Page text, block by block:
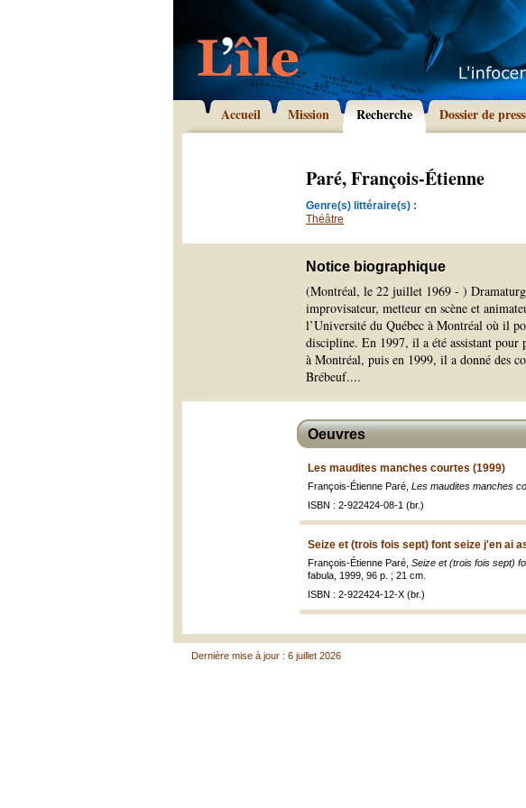
Accueil Mission Recherche Dossier de
Paré, François-Étienne
Genre(s) littéraire(s) :
Théâtre
Notice biographique
(Montréal, le 22 juillet 1969 - )
improvisateur, metteur en scène et
l’Université du Québec à Montréal où il
discipline. En 1997, il a été assistant pour
à Montréal, puis en 1999, il a donné des
Brébeuf....
Oeuvres
Les maudites manches courtes (1999)
François-Étienne Paré, Les maudites manches
ISBN : 2-922424-08-1 (br.)
Seize et (trois fois sept) font seize j'en ai
François-Étienne Paré, Seize et (trois fois sept)
fabula, 1999, 96 p. ; 21 cm.
ISBN : 2-922424-12-X (br.)
Dernière mise à jour : 6 juillet 2026